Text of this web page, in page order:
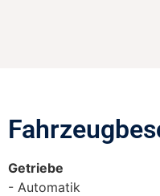
Getriebe
Automatik